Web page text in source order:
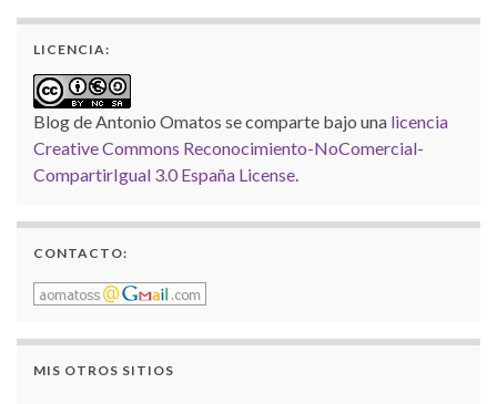
LICENCIA:
Blog de Antonio Omatos se comparte bajo una licencia
Creative Commons Reconocimiento-NoComercial-
CompartirIgual 3.0 España License.
CONTACTO:
MIS OTROS SITIOS